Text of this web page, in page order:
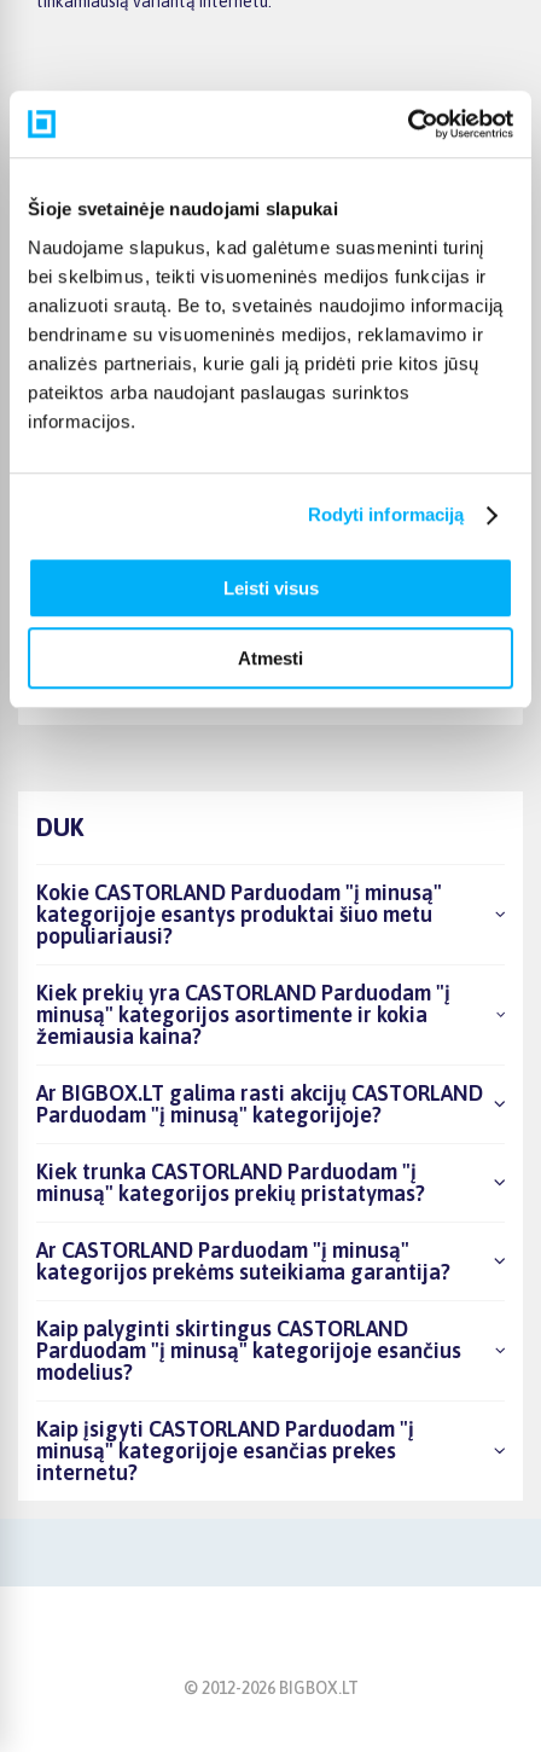
Šioje svetainėje naudojami slapukai
Naudojame slapukus, kad galėtume suasmeninti turinį
bei skelbimus, teikti visuomeninės medijos funkcijas ir
analizuoti srautą. Be to, svetainės naudojimo informaciją
bendriname su visuomeninės medijos, reklamavimo ir
analizės partneriais, kurie gali ją pridėti prie kitos jūsų
pateiktos arba naudojant paslaugas surinktos
informacijos.
Rodyti informaciją
Leisti visus
Atmesti
Pirkėjų atsiliepimai apie prekes
Olev S.
Kokybiškas. Pristatymas greitas. Rekomenduoju+++
Patvirtintas pirkėjas
Žydrūnas K.
Patvirtintas pirkėjas
prekės. Bet pri ...
DUK
Kokie CASTORLAND Parduodam "į minusą"
kategorijoje esantys produktai šiuo metu
populiariausi?
Kiek prekių yra CASTORLAND Parduodam "į
minusą" kategorijos asortimente ir kokia
žemiausia kaina?
Ar BIGBOX.LT galima rasti akcijų CASTORLAND
Parduodam "į minusą" kategorijoje?
Kiek trunka CASTORLAND Parduodam "į
minusą" kategorijos prekių pristatymas?
Ar CASTORLAND Parduodam "į minusą"
kategorijos prekėms suteikiama garantija?
Kaip palyginti skirtingus CASTORLAND
Parduodam "į minusą" kategorijoje esančius
modelius?
Kaip įsigyti CASTORLAND Parduodam "į
minusą" kategorijoje esančias prekes
internetu?
© 2012-2026BIGBOX.LT